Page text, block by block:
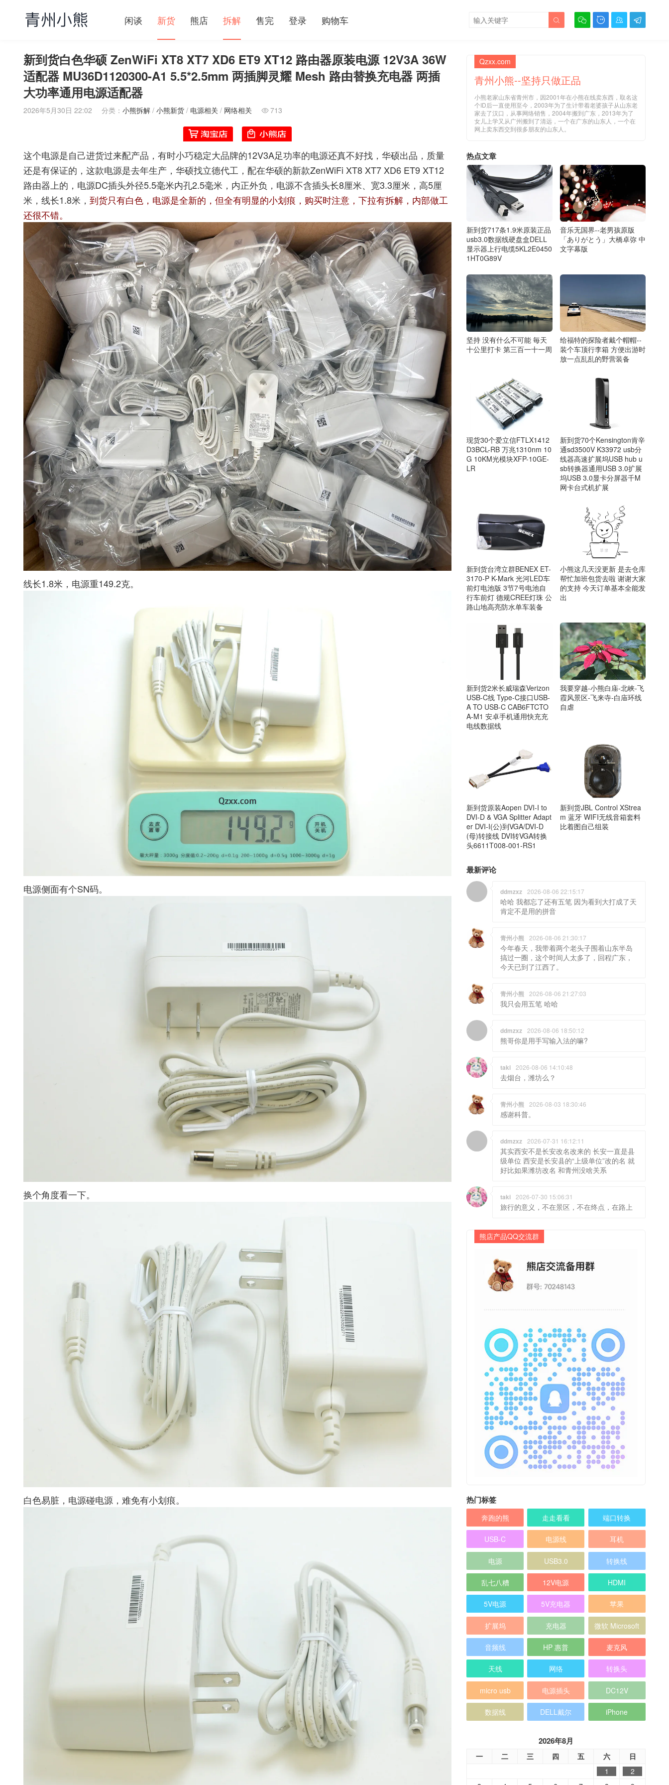
闲谈 新货 熊店 拆解 售完 登录 购物车    

新到货白色华硕 ZenWiFi XT8 XT7 XD6 ET9 XT12 路由器原装电源 12V3A 36W
适配器 MU36D1120300-A1 5.5*2.5mm 两插脚灵耀 Mesh 路由替换充电器 两插
大功率通用电源适配器
2026年5月30日 22:02 分类： 小熊拆解 / 小熊新货 / 电源相关 / 网络相关  713
这个电源是自己进货过来配产品，有时小巧稳定大品牌的12V3A足功率的电源还真不好找，华硕出品，质量
还是有保证的，这款电源是去年生产，华硕找立德代工，配在华硕的新款ZenWiFi XT8 XT7 XD6 ET9 XT12
路由器上的，电源DC插头外径5.5毫米内孔2.5毫米，内正外负，电源不含插头长8厘米、宽3.3厘米，高5厘
米，线长1.8米， 到货只有白色，电源是全新的，但全有明显的小划痕，购买时注意，下拉有拆解，内部做工
还很不错。
线长1.8米，电源重149.2克。
电源侧面有个SN码。
换个角度看一下。
白色易脏，电源碰电源，难免有小划痕。
Qzxx.com
青州小熊--坚持只做正品
小熊老家山东省青州市，因2001年在小熊在线卖东西，取名这
个ID后一直使用至今，2003年为了生计带着老婆孩子从山东老
家去了汉口，从事网络销售，2004年搬到广东，2013年为了
女儿上学又从广州搬到了清远，一个在广东的山东人，一个在
网上卖东西交到很多朋友的山东人。
热点文章
新到货717条1.9米原装正品
usb3.0数据线硬盘盒DELL
显示器上行电缆5KL2E0450
1HT0G89V
音乐无国界--老男孩原版
「ありがとう」大橋卓弥 中
文字幕版
坚持 没有什么不可能 毎天
十公里打卡 第三百一十一周
给福特的探险者戴个帽帽--
装个车顶行李箱 方便出游时
放一点乱乱的野营装备
现货30个爱立信FTLX1412
D3BCL-RB 万兆1310nm 10
G 10KM光模块XFP-10GE-
LR
新到货70个Kensington肯辛
通sd3500V K33972 usb分
线器高速扩展坞USB hub u
sb转换器通用USB 3.0扩展
坞USB 3.0显卡分屏器千M
网卡台式机扩展
新到货台湾立群BENEX ET-
3170-P K-Mark 光河LED车
前灯电池版 3节7号电池自
行车前灯 德规CREE灯珠 公
路山地高亮防水单车装备
小熊这几天没更新 是去仓库
帮忙加班包货去啦 谢谢大家
的支持 今天订单基本全能发
出
新到货2米长威瑞森Verizon
USB-C线 Type-C接口USB-
A TO USB-C CAB6FTCTO
A-M1 安卓手机通用快充充
电线数据线
我要穿越-小熊白庙-北峡-飞
霞风景区-飞来寺-白庙环线
自虐
新到货原装Aopen DVI-I to
DVI-D & VGA Splitter Adapt
er DVI-I(公)到VGA/DVI-D
(母)转接线 DVI转VGA转换
头6611T008-001-RS1
新到货JBL Control XStrea
m 蓝牙 WIFI无线音箱套料
比着图自己组装
最新评论
ddmzxz 2026-08-06 22:15:17
哈哈 我都忘了还有五笔 因为看到大打成了天
肯定不是用的拼音
青州小熊 2026-08-06 21:30:17
今年春天，我带着两个老头子围着山东半岛
搞过一圈，这个时间人太多了，回程广东，
今天已到了江西了。
青州小熊 2026-08-06 21:27:03
我只会用五笔 哈哈
ddmzxz 2026-08-06 18:50:12
熊哥你是用手写输入法的嘛?
taki 2026-08-06 14:10:48
去烟台，潍坊么？
青州小熊 2026-08-03 18:30:46
感谢科普。
ddmzxz 2026-07-31 16:12:11
其实西安不是长安改名改来的 长安一直是县
级单位 西安是长安县的“上级单位”改的名 就
好比如果潍坊改名 和青州没啥关系
taki 2026-07-30 15:06:31
旅行的意义，不在景区，不在终点，在路上
熊店产品QQ交流群
热门标签
奔跑的熊 走走看看 端口转换
USB-C 电源线 耳机
电源 USB3.0 转换线
乱七八糟 12V电源 HDMI
5V电源 5V充电器 苹果
扩展坞 充电器 微软 Microsoft
音频线 HP 惠普 麦克风
天线 网络 转换头
micro usb 电源插头 DC12V
数据线 DELL戴尔 iPhone
2026年8月
一 二 三 四 五 六
日
1
2